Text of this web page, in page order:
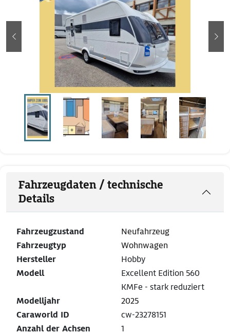
zurück
Fahrzeugdaten / technische
Details
Fahrzeugzustand
Neufahrzeug
Fahrzeugtyp
Wohnwagen
Hersteller
Hobby
Modell
Excellent Edition 560
KMFe - stark reduziert
Modelljahr
2025
Caraworld ID
cw-23278151
Anzahl der Achsen
1